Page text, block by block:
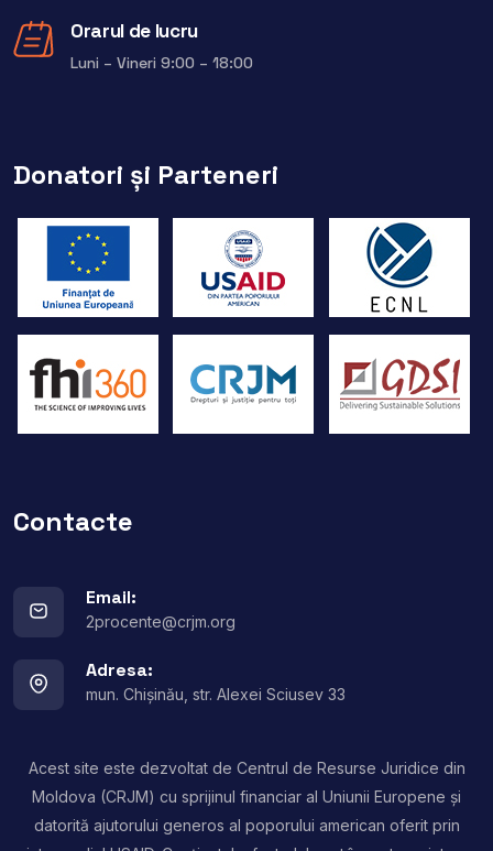
Orarul de lucru
Luni – Vineri 9:00 – 18:00
Donatori și Parteneri
Contacte
Email:
2procente@crjm.org
Adresa:
mun. Chișinău, str. Alexei Sciusev 33
Acest site este dezvoltat de Centrul de Resurse Juridice din
Moldova (CRJM) cu sprijinul financiar al Uniunii Europene și
datorită ajutorului generos al poporului american oferit prin